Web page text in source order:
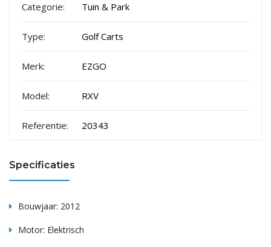
Categorie: Tuin & Park
Type: Golf Carts
Merk: EZGO
Model: RXV
Referentie: 20343
Specificaties
Bouwjaar: 2012
Motor: Elektrisch